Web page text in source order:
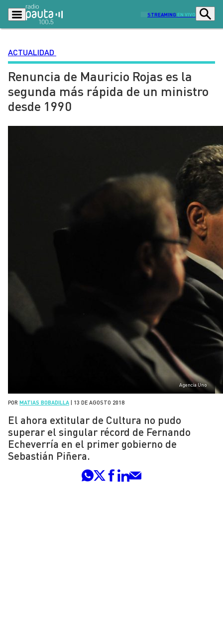
STREAMING EN VIVO
Podcasts Programas
Lo Último Actualidad
Ciudad
Deportes
Opinión
Señal 2
ACTUALIDAD
Renuncia de Mauricio Rojas es la
segunda más rápida de un ministro
desde 1990
Agencia Uno
POR MATIAS BOBADILLA 13 DE AGOSTO 2018
El ahora extitular de Cultura no pudo
superar el singular récord de Fernando
Echeverría en el primer gobierno de
Sebastián Piñera.